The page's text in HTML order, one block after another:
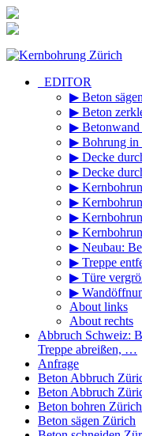
Inhalt
_EDITOR
▶ Beton
▶ Beton
▶ Betonwand
▶ Bohrung in
▶ Decke
▶ Decke
▶
▶
▶
▶
▶ Neubau:
▶ Treppe
▶ Türe
▶
About links
About rechts
Abbruch Schweiz:
Treppe abreißen, …
Anfrage
Beton Abbruch
Beton Abbruch
Beton bohren Zürich
Beton sägen Zürich